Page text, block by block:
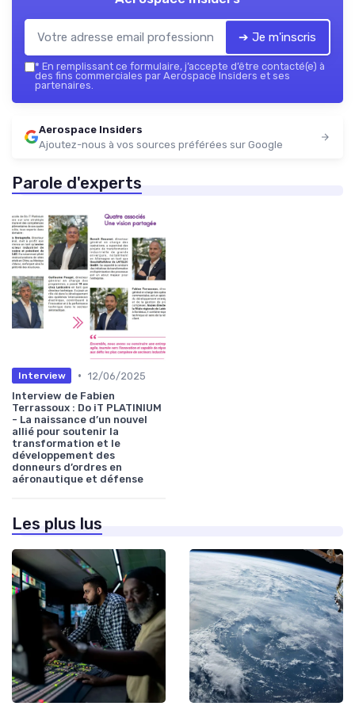
➔ Je m'inscris
* En remplissant ce formulaire, j’accepte d’être contacté(e) à
des fins commerciales par Aerospace Insiders et ses
partenaires.
Aerospace Insiders
Ajoutez-nous à vos sources préférées sur Google
Parole d'experts
Interview • 12/06/2025
Interview de Fabien
Terrassoux : Do iT PLATINIUM
- La naissance d’un nouvel
allié pour soutenir la
transformation et le
développement des
donneurs d’ordres en
aéronautique et défense
Les plus lus